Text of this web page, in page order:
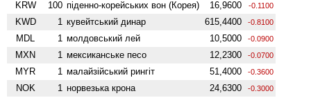
KRW 100 піденно-корейських вон (Корея) 16,9600 -0.1100
KWD 1 кувейтський динар 615,4400 -0.8100
MDL 1 молдовський лей 10,5000 -0.0900
MXN 1 мексиканське песо 12,2300 -0.0700
MYR 1 малайзійський рингіт 51,4000 -0.3600
NOK 1 норвезька крона 24,6300 -0.3000